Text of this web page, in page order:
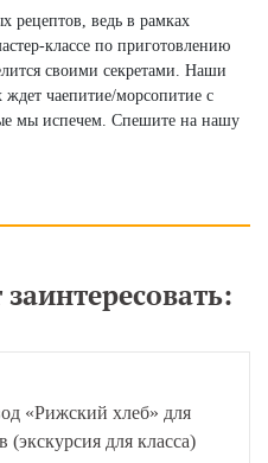
рецептов, ведь в рамках
классе по приготовлению
своими секретами. Наши
ждет чаепитие/морсопитие с
мы испечем. Спешите на нашу
«Рижский хлеб» для
(экскурсия для класса)